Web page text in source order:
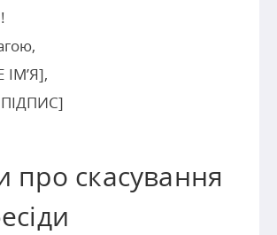
про скасування